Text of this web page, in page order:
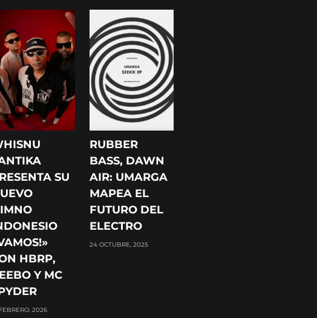
SU
HBRP,
Y MC
2026
RUBBER
BASS, DAWN
AIR: UMARGA
MAPEA EL
FUTURO DEL
ELECTRO
24 OCTUBRE, 2025